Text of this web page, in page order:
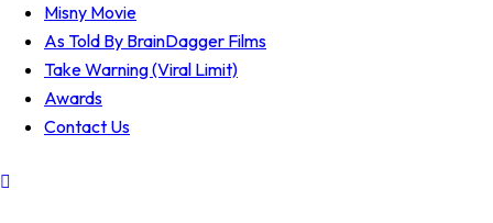
Misny Movie
As Told By BrainDagger Films
Take Warning (Viral Limit)
Awards
Contact Us